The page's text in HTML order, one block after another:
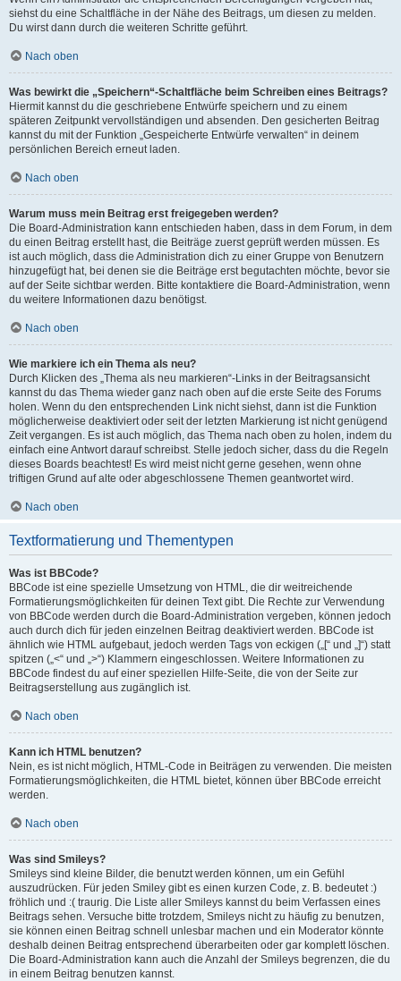
siehst du eine Schaltfläche in der Nähe des Beitrags, um diesen zu melden.
Du wirst dann durch die weiteren Schritte geführt.
Nach oben
Was bewirkt die „Speichern“-Schaltfläche beim Schreiben eines Beitrags?
Hiermit kannst du die geschriebene Entwürfe speichern und zu einem
späteren Zeitpunkt vervollständigen und absenden. Den gesicherten Beitrag
kannst du mit der Funktion „Gespeicherte Entwürfe verwalten“ in deinem
persönlichen Bereich erneut laden.
Nach oben
Warum muss mein Beitrag erst freigegeben werden?
Die Board-Administration kann entschieden haben, dass in dem Forum, in dem
du einen Beitrag erstellt hast, die Beiträge zuerst geprüft werden müssen. Es
ist auch möglich, dass die Administration dich zu einer Gruppe von Benutzern
hinzugefügt hat, bei denen sie die Beiträge erst begutachten möchte, bevor sie
auf der Seite sichtbar werden. Bitte kontaktiere die Board-Administration, wenn
du weitere Informationen dazu benötigst.
Nach oben
Wie markiere ich ein Thema als neu?
Durch Klicken des „Thema als neu markieren“-Links in der Beitragsansicht
kannst du das Thema wieder ganz nach oben auf die erste Seite des Forums
holen. Wenn du den entsprechenden Link nicht siehst, dann ist die Funktion
möglicherweise deaktiviert oder seit der letzten Markierung ist nicht genügend
Zeit vergangen. Es ist auch möglich, das Thema nach oben zu holen, indem du
einfach eine Antwort darauf schreibst. Stelle jedoch sicher, dass du die Regeln
dieses Boards beachtest! Es wird meist nicht gerne gesehen, wenn ohne
triftigen Grund auf alte oder abgeschlossene Themen geantwortet wird.
Nach oben
Textformatierung und Thementypen
Was ist BBCode?
BBCode ist eine spezielle Umsetzung von HTML, die dir weitreichende
Formatierungsmöglichkeiten für deinen Text gibt. Die Rechte zur Verwendung
von BBCode werden durch die Board-Administration vergeben, können jedoch
auch durch dich für jeden einzelnen Beitrag deaktiviert werden. BBCode ist
ähnlich wie HTML aufgebaut, jedoch werden Tags von eckigen („[“ und „]“) statt
spitzen („<“ und „>“) Klammern eingeschlossen. Weitere Informationen zu
BBCode findest du auf einer speziellen Hilfe-Seite, die von der Seite zur
Beitragserstellung aus zugänglich ist.
Nach oben
Kann ich HTML benutzen?
Nein, es ist nicht möglich, HTML-Code in Beiträgen zu verwenden. Die meisten
Formatierungsmöglichkeiten, die HTML bietet, können über BBCode erreicht
werden.
Nach oben
Was sind Smileys?
Smileys sind kleine Bilder, die benutzt werden können, um ein Gefühl
auszudrücken. Für jeden Smiley gibt es einen kurzen Code, z. B. bedeutet :)
fröhlich und :( traurig. Die Liste aller Smileys kannst du beim Verfassen eines
Beitrags sehen. Versuche bitte trotzdem, Smileys nicht zu häufig zu benutzen,
sie können einen Beitrag schnell unlesbar machen und ein Moderator könnte
deshalb deinen Beitrag entsprechend überarbeiten oder gar komplett löschen.
Die Board-Administration kann auch die Anzahl der Smileys begrenzen, die du
in einem Beitrag benutzen kannst.